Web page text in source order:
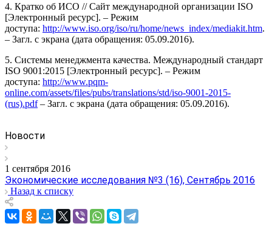
4. Кратко об ИСО // Сайт международной организации ISO
[Электронный ресурс]. – Режим
доступа: http://www.iso.org/iso/ru/home/news_index/mediakit.htm.
– Загл. с экрана (дата обращения: 05.09.2016).
5. Системы менеджмента качества. Международный стандарт
ISO 9001:2015 [Электронный ресурс]. – Режим
доступа: http://www.pqm-
online.com/assets/files/pubs/translations/std/iso-9001-2015-
(rus).pdf– Загл. с экрана (дата обращения: 05.09.2016).
Новости
1 сентября 2016
Экономические исследования №3 (16), Сентябрь 2016
Назад к списку